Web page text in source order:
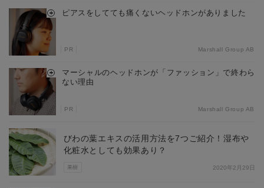
ピアスをしてても痛くないヘッドホンがありました
PR Marshall Group AB
マーシャルのヘッドホンが「ファッション」で終わら
ない理由
PR Marshall Group AB
果樹
びわの葉エキスの活用方法を7つご紹介！湿布や
化粧水としても効果あり？
2020年2月29日